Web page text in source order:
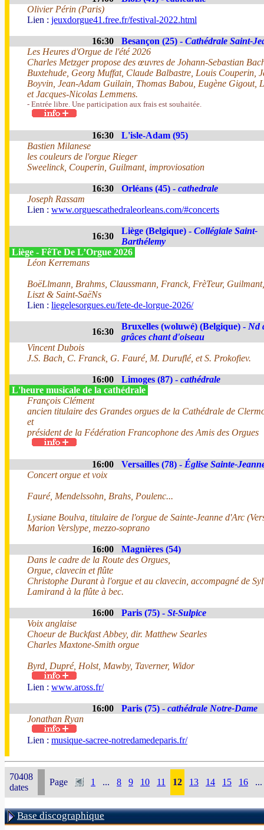
Olivier Périn (Paris)
Lien : jeuxdorgue41.free.fr/festival-2022.html
16:30 Besançon (25) - Cathédrale Saint-
Les Heures d'Orgue de l'été 2026
Charles Metzger propose des œuvres de Johann-Sebastian
Buxtehude, Georg Muffat, Claude Balbastre, Louis Couperin,
Boyvin, Jean-Adam Guilain, Thomas Babou, Eugène Gigout,
et Jacques-Nicolas Lemmens.
- Entrée libre. Une participation aux frais est souhaitée.
16:30
L'isle-Adam (95)
Bastien Milanese
les couleurs de l'orgue Rieger
Sweelinck, Couperin, Guilmant, improviosation
16:30 Orléans (45) - cathedrale
Joseph Rassam
Lien : www.orguescathedraleorleans.com/#concerts
16:30
Liège (Belgique) - Collégiale Saint-
Barthélemy
Liège - FêTe De L’Orgue 2026
Léon Kerremans
BoëLlmann, Brahms, Claussmann, Franck, FrèTeur,
Liszt & Saint-SaëNs
Lien : liegelesorgues.eu/fete-de-lorgue-2026/
16:30
Bruxelles (woluwé) (Belgique) - Nd
grâces chant d'oiseau
Vincent Dubois
J.S. Bach, C. Franck, G. Fauré, M. Duruflé, et S. Prokofiev.
16:00 Limoges (87) - cathédrale
L'heure musicale de la cathédrale
François Clément
ancien titulaire des Grandes orgues de la Cathédrale de
et
président de la Fédération Francophone des Amis des Orgues
16:00 Versailles (78) - Église Sainte-
Concert orgue et voix
Fauré, Mendelssohn, Brahs, Poulenc...
Lysiane Boulva, titulaire de l'orgue de Sainte-Jeanne d'Arc
Marion Verslype, mezzo-soprano
16:00
Magnières (54)
Dans le cadre de la Route des Orgues,
Orgue, clavecin et flûte
Christophe Durant à l'orgue et au clavecin, accompagné de
Lamirand à la flûte à bec.
16:00 Paris (75) - St-Sulpice
Voix anglaise
Choeur de Buckfast Abbey, dir. Matthew Searles
Charles Maxtone-Smith orgue
Byrd, Dupré, Holst, Mawby, Taverner, Widor
Lien : www.aross.fr/
16:00 Paris (75) - cathédrale Notre-Dame
Jonathan Ryan
Lien : musique-sacree-notredamedeparis.fr/
70408
dates
Page 1 ... 8 9 10 11 12 13 14 15 16 ...
Base discographique